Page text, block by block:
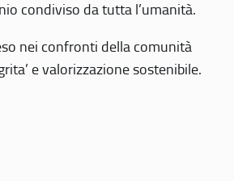
condiviso da tutta l’umanità.
nei confronti della comunità
e valorizzazione sostenibile.